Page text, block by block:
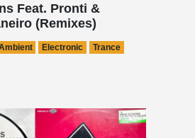
Feat. Pronti &
(Remixes)
Electronic Trance